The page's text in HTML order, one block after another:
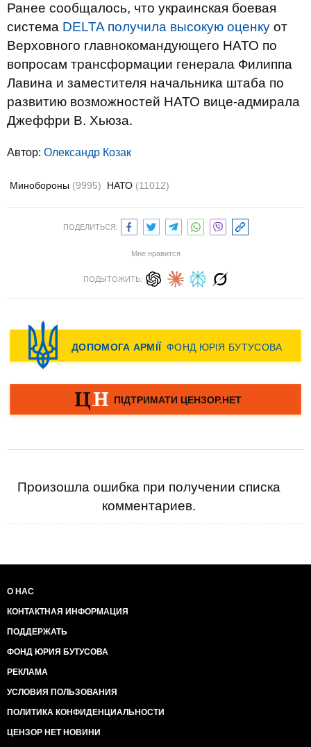
Ранее сообщалось, что украинская боевая
система DELTA получила высокую оценку от
Верховного главнокомандующего НАТО по
вопросам трансформации генерала Филиппа
Лавина и заместителя начальника штаба по
развитию возможностей НАТО вице-адмирала
Джеффри В. Хьюза.
Автор: Олександр Козак
Минобороны (9995) НАТО (11012)
ПОДЕЛИТЬСЯ:
Мне нравится
ПОДЫТОЖИТЬ:
Произошла ошибка при получении списка
комментариев.
О НАС
КОНТАКТНАЯ ИНФОРМАЦИЯ
ПОДДЕРЖАТЬ
ФОНД ЮРИЯ БУТУСОВА
РЕКЛАМА
УСЛОВИЯ ПОЛЬЗОВАНИЯ
ПОЛИТИКА КОНФИДЕНЦИАЛЬНОСТИ
ЦЕНЗОР НЕТ НОВИНИ